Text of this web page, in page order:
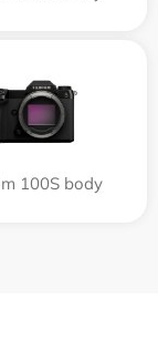
100S body